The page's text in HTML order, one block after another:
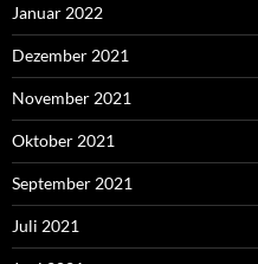
Januar 2022
Dezember 2021
November 2021
Oktober 2021
September 2021
Juli 2021